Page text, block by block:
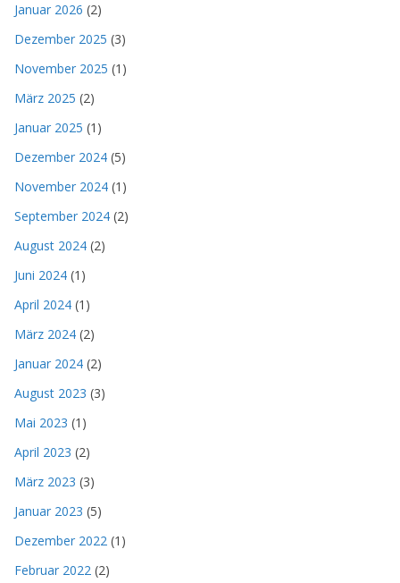
Januar 2026 (2)
Dezember 2025 (3)
November 2025 (1)
März 2025 (2)
Januar 2025 (1)
Dezember 2024 (5)
November 2024 (1)
September 2024 (2)
August 2024 (2)
Juni 2024 (1)
April 2024 (1)
März 2024 (2)
Januar 2024 (2)
August 2023 (3)
Mai 2023 (1)
April 2023 (2)
März 2023 (3)
Januar 2023 (5)
Dezember 2022 (1)
Februar 2022 (2)